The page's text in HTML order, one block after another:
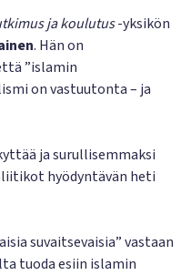
ja koulutus-yksikön
. Hän on
”islamin
on vastuutonta – ja
ja surullisemmaksi
hyödyntävän heti
suvaitsevaisia” vastaan
tuoda esiin islamin